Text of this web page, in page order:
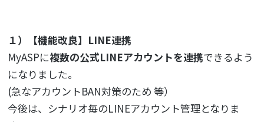
１）【機能改良】LINE連携
MyASPに複数の公式LINEアカウントを連携できるよう
になりました。
(急なアカウントBAN対策のため 等）
今後は、シナリオ毎のLINEアカウント管理となりま